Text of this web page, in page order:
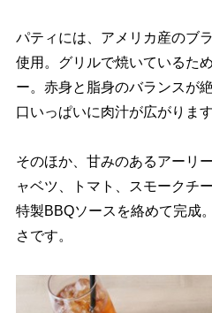
パティには、アメリカ産のブ
使用。グリルで焼いているた
ー。赤身と脂身のバランスが
口いっぱいに肉汁が広がります
そのほか、甘みのあるアーリ
ャベツ、トマト、スモークチ
特製BBQソースを絡めて完成
さです。